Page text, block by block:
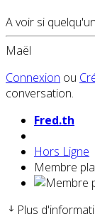
A voir si
Maël
Connexion ou
conversation.
Fred.th
Hors Ligne
Membre
Plus